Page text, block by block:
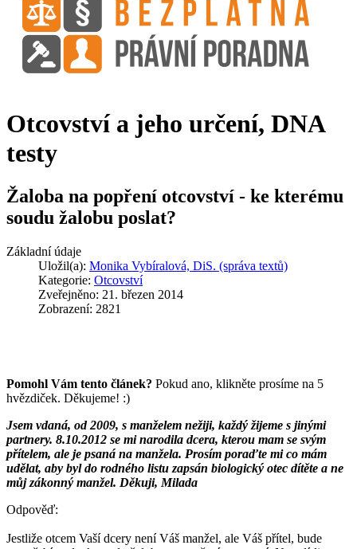
Otcovství a jeho určení, DNA
testy
Žaloba na popření otcovství - ke kterému
soudu žalobu poslat?
Základní údaje
Uložil(a): Monika Vybíralová, DiS. (správa textů)
Kategorie: Otcovství
Zveřejněno: 21. březen 2014
Zobrazení: 2821
Pomohl Vám tento článek? Pokud ano, klikněte prosíme na 5
hvězdiček. Děkujeme! :)
Jsem vdaná, od 2009, s manželem nežiji, každý žijeme s jinými
partnery. 8.10.2012 se mi narodila dcera, kterou mam se svým
přítelem, ale je psaná na manžela. Prosím poraďte mi co mám
udělat, aby byl do rodného listu zapsán biologický otec dítěte a ne
můj zákonný manžel. Děkuji, Milada
Odpověď:
Jestliže otcem Vaší dcery není Váš manžel, ale Váš přítel, bude